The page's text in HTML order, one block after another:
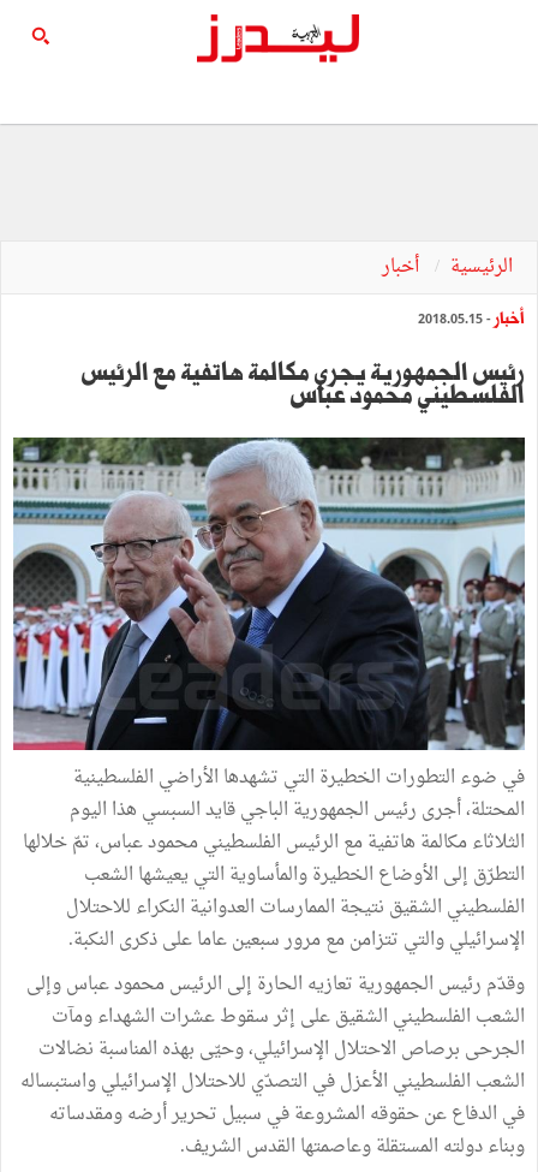
الرئيسية أخبار
أخبار - 2018.05.15
رئيس الجمهورية يجري مكالمة هاتفية مع الرئيس
الفلسطيني‎ محمود عباس
في ضوء التطورات الخطيرة التي تشهدها الأراضي الفلسطينية
المحتلة، أجرى رئيس الجمهورية الباجي قايد السبسي هذا اليوم
الثلاثاء مكالمة هاتفية مع الرئيس الفلسطيني محمود عباس، تمّ خلالها
التطرّق إلى الأوضاع الخطيرة والمأساوية التي يعيشها الشعب
الفلسطيني الشقيق نتيجة الممارسات العدوانية النكراء للاحتلال
الإسرائيلي والتي تتزامن مع مرور سبعين عاما على ذكرى النكبة.
وقدّم رئيس الجمهورية تعازيه الحارة إلى الرئيس محمود عباس وإلى
الشعب الفلسطيني الشقيق على إثر سقوط عشرات الشهداء ومآت
الجرحى برصاص الاحتلال الإسرائيلي، وحيّى بهذه المناسبة نضالات
الشعب الفلسطيني الأعزل في التصدّي للاحتلال الإسرائيلي واستبساله
في الدفاع عن حقوقه المشروعة في سبيل تحرير أرضه ومقدساته
وبناء دولته المستقلة وعاصمتها القدس الشريف.